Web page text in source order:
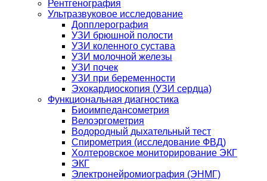
Рентгенография
Ультразвуковое исследование
Допплерография
УЗИ брюшной полости
УЗИ коленного сустава
УЗИ молочной железы
УЗИ почек
УЗИ при беременности
Эхокардиоскопия (УЗИ сердца)
Функциональная диагностика
Биоимпедансометрия
Велоэргометрия
Водородный дыхательный тест
Спирометрия (исследование ФВД)
Холтеровское мониторирование ЭКГ
ЭКГ
Электронейромиография (ЭНМГ)